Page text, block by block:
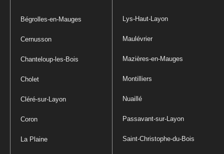
Bégrolles-en-Mauges
Cernusson
Chanteloup-les-Bois
Cholet
Cléré-sur-Layon
Coron
La Plaine
Lys-Haut-Layon
Maulévrier
Mazières-en-Mauges
Montilliers
Nuaillé
Passavant-sur-Layon
Saint-Christophe-du-Bois